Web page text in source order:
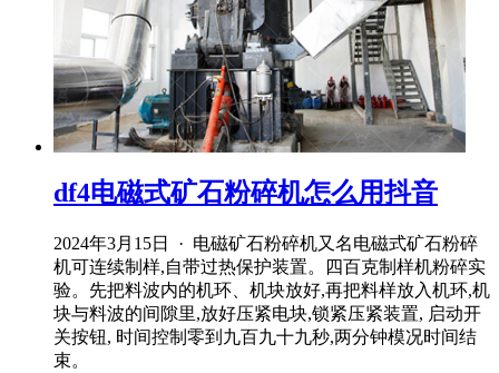
df4电磁式矿石粉碎机怎么用抖音
2024年3月15日 · 电磁矿石粉碎机又名电磁式矿石粉碎
机可连续制样,自带过热保护装置。四百克制样机粉碎实
验。先把料波内的机环、机块放好,再把料样放入机环,机
块与料波的间隙里,放好压紧电块,锁紧压紧装置, 启动开
关按钮, 时间控制零到九百九十九秒,两分钟模况时间结
束。